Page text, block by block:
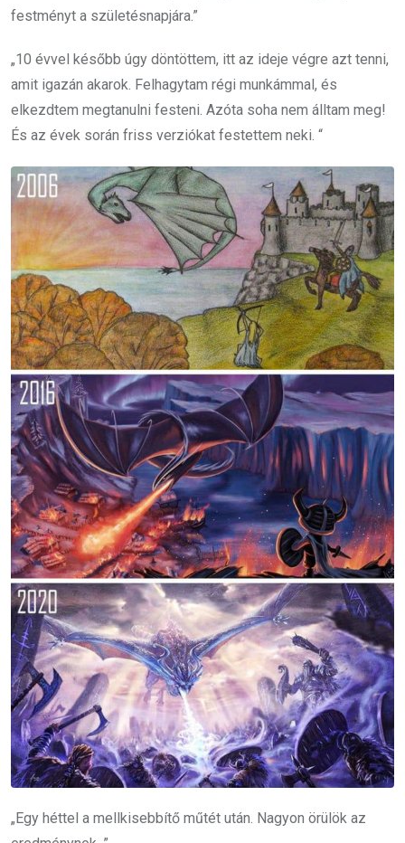
festményt a születésnapjára.”
„10 évvel később úgy döntöttem, itt az ideje végre azt tenni,
amit igazán akarok. Felhagytam régi munkámmal, és
elkezdtem megtanulni festeni. Azóta soha nem álltam meg!
És az évek során friss verziókat festettem neki. “
„Egy héttel a mellkisebbítő műtét után. Nagyon örülök az